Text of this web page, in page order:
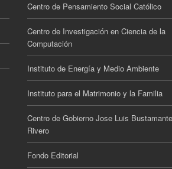
Centro de Pensamiento Social Católico
Centro de Investigación en Ciencia de la
Computación
Instituto de Energía y Medio Ambiente
Instituto para el Matrimonio y la Familia
Centro de Gobierno Jose Luis
Rivero
Fondo Editorial